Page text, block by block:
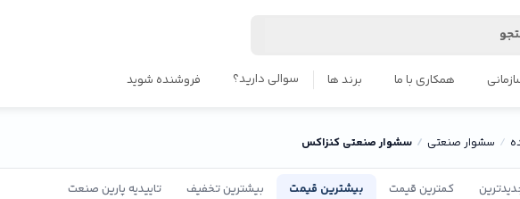
همکاری با ما برند ها سوالی دارید؟ فروشنده شوید
سشوار صنعتی سشوار صنعتی کنزاکس
کمترین قیمت بیشترین قیمت بیشترین تخفیف تاییدیه پارین صنعت